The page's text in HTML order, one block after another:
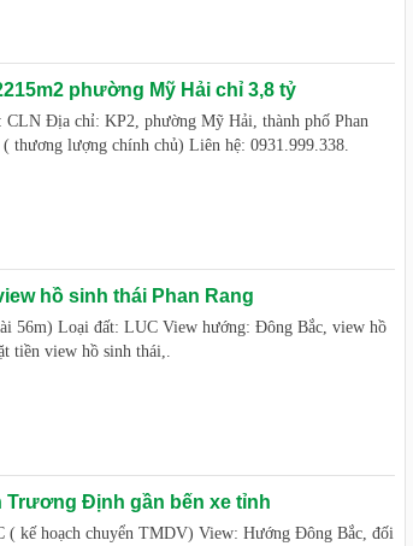
phường Mỹ Hải chỉ 3,8 tỷ
CLN Địa chỉ: KP2, phường Mỹ Hải, thành phố Phan
thương lượng chính chủ) Liên hệ: 0931.999.338.
hồ sinh thái Phan Rang
56m) Loại đất: LUC View hướng: Đông Bắc, view hồ
tiền view hồ sinh thái,.
Trương Định gần bến xe tỉnh
( kế hoạch chuyển TMDV) View: Hướng Đông Bắc, đối